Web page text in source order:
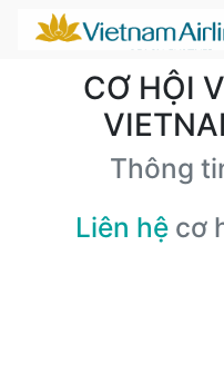
CƠ HỘI
Thông
Liên hệ cơ